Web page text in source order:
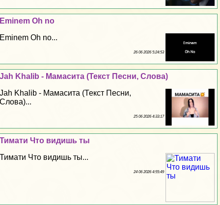
Eminem Oh no
Eminem Oh no...
26 06 2026 5:24:53
Jah Khalib - Мамасита (Текст Песни, Слова)
Jah Khalib - Мамасита (Текст Песни,
Слова)...
25 06 2026 4:33:17
Тимати Что видишь ты
Тимати Что видишь ты...
24 06 2026 4:55:49